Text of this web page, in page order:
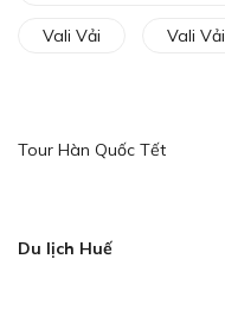
Vali Vải Vali Vải
Tour Hàn Quốc Tết
Du lịch Huế